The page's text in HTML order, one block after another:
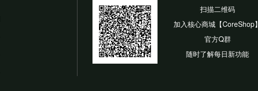
扫描二维码
加入核心商城【CoreShop】
官方Q群
随时了解每日新功能